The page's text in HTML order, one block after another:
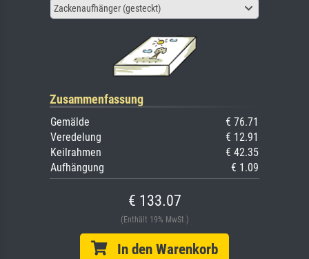
Zackenaufhänger (gesteckt)
Zusammenfassung
Gemälde
€ 76.71
Veredelung
€ 12.91
Keilrahmen
€ 42.35
Aufhängung
€ 1.09
€ 133.07
(Enthält 19% MwSt.)
In den Warenkorb